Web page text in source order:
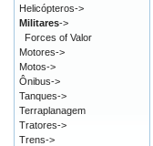
Helicópteros->
Militares->
Forces of Valor
Motores->
Motos->
Ônibus->
Tanques->
Terraplanagem
Tratores->
Trens->